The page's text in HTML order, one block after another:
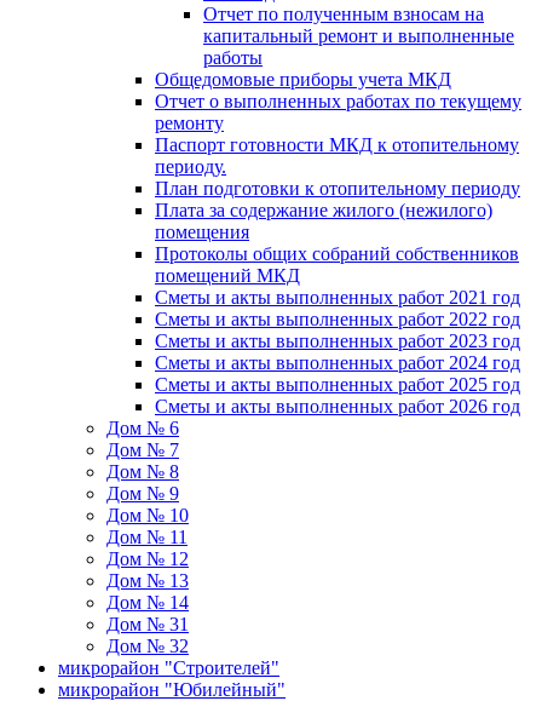
Отчет по полученным взносам на
капитальный ремонт и выполненные
работы
Общедомовые приборы учета МКД
Отчет о выполненных работах по текущему
ремонту
Паспорт готовности МКД к отопительному
периоду.
План подготовки к отопительному периоду
Плата за содержание жилого (нежилого)
помещения
Протоколы общих собраний собственников
помещений МКД
Сметы и акты выполненных работ 2021 год
Сметы и акты выполненных работ 2022 год
Сметы и акты выполненных работ 2023 год
Сметы и акты выполненных работ 2024 год
Сметы и акты выполненных работ 2025 год
Сметы и акты выполненных работ 2026 год
Дом № 6
Дом № 7
Дом № 8
Дом № 9
Дом № 10
Дом № 11
Дом № 12
Дом № 13
Дом № 14
Дом № 31
Дом № 32
микрорайон "Строителей"
микрорайон "Юбилейный"